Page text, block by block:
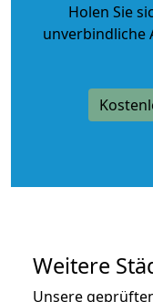
Holen Sie
unverbindliche
Weitere
Unsere